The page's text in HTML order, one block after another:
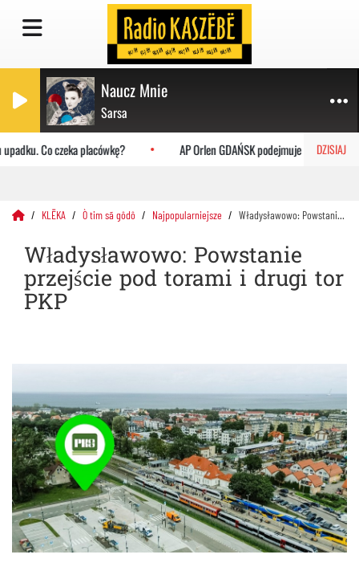
Naucz Mnie
Sarsa
DZISIAJ
Co czeka placówkę? AP Orlen GDAŃSK podejmuje Uniwersytet
KLËKA Ò tim sã gôdô Najpopularniejsze Władysławowo: Powstanie przejście pod torami i drugi tor PKP
Władysławowo: Powstanie
przejście pod torami i drugi tor
PKP